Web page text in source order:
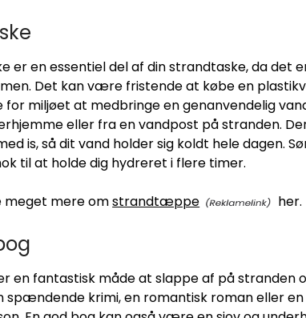
er en essentiel del af din strandtaske, da det
Det kan være fristende at købe en
miljøet at medbringe en genanvendelig
eller fra en vandpost på stranden.
is, så dit vand holder sig koldt hele dagen.
til at holde dig hydreret i flere timer.
meget mere omstrandtæppe her.
en fantastisk måde at slappe af på stranden
krimi, en romantisk roman eller